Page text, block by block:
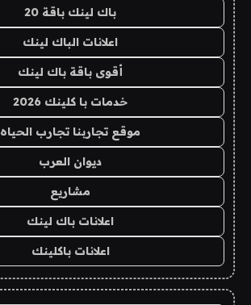
باك لينك باقة 20
اعلانات الباك لينك
أقوى باقة باك لينك
خدمات با كلينك 2026
موقع تجاربنا تجارب الحياه
ديوان العرب
مشاريع
اعلانات باك لينك
اعلانات باكلينك